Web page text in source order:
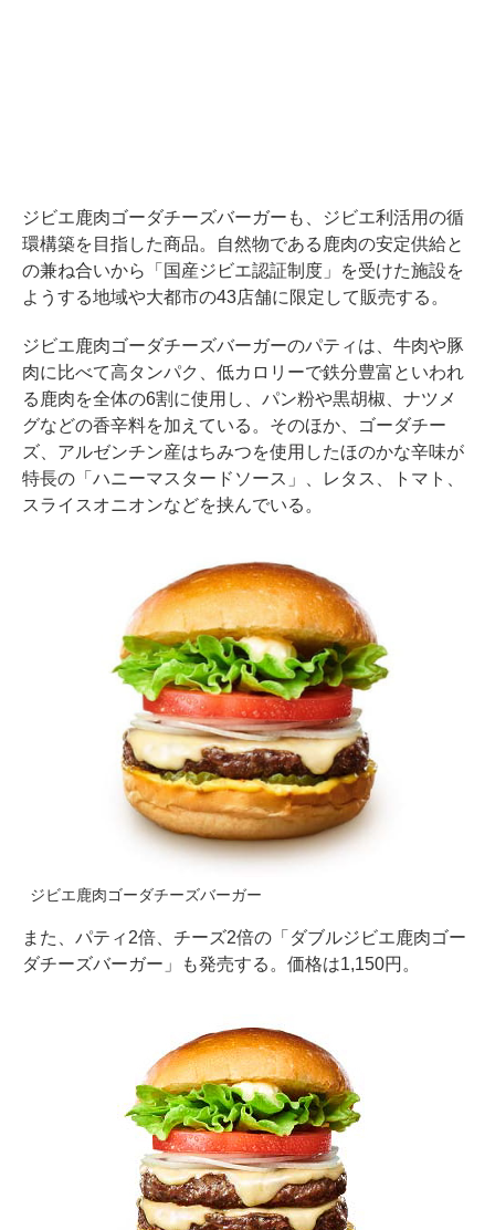
ジビエ鹿肉ゴーダチーズバーガーも、ジビエ利活用の循
環構築を目指した商品。自然物である鹿肉の安定供給と
の兼ね合いから「国産ジビエ認証制度」を受けた施設を
ようする地域や大都市の43店舗に限定して販売する。
ジビエ鹿肉ゴーダチーズバーガーのパティは、牛肉や豚
肉に比べて高タンパク、低カロリーで鉄分豊富といわれ
る鹿肉を全体の6割に使用し、パン粉や黒胡椒、ナツメ
グなどの香辛料を加えている。そのほか、ゴーダチー
ズ、アルゼンチン産はちみつを使用したほのかな辛味が
特長の「ハニーマスタードソース」、レタス、トマト、
スライスオニオンなどを挟んでいる。
ジビエ鹿肉ゴーダチーズバーガー
また、パティ2倍、チーズ2倍の「ダブルジビエ鹿肉ゴー
ダチーズバーガー」も発売する。価格は1,150円。